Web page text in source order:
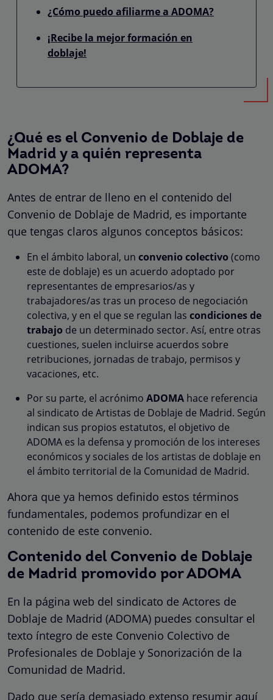
¿Cómo puedo afiliarme a ADOMA?
¡Recibe la mejor formación en
doblaje!
¿Qué es el Convenio de Doblaje de
Madrid y a quién representa
ADOMA?
Antes de entrar de lleno en el contenido del
Convenio de Doblaje de Madrid, es importante
que tengas claros algunos conceptos básicos:
En el ámbito laboral, un convenio colectivo (como
este de doblaje) es un acuerdo adoptado por
representantes de empresarios/as y
trabajadores/as tras un proceso de negociación
colectiva, y en el que se regulan las condiciones de
trabajo de un determinado sector. Así, entre otras
cuestiones, suelen incluirse acuerdos sobre
retribuciones, jornadas de trabajo, permisos y
vacaciones, etc.
Por su parte, el acrónimo ADOMA hace referencia
al sindicato de Artistas de Doblaje de Madrid. Según
indican sus propios estatutos, el objetivo de
ADOMA es la defensa y promoción de los intereses
económicos y sociales de los artistas de doblaje en
el ámbito territorial de la Comunidad de Madrid.
Ahora que ya hemos definido estos términos
fundamentales, podemos profundizar en el
contenido de este convenio.
Contenido del Convenio de Doblaje
de Madrid promovido por ADOMA
En la página web del sindicato de Actores de
Doblaje de Madrid (ADOMA) puedes consultar el
texto íntegro de este Convenio Colectivo de
Profesionales de Doblaje y Sonorización de la
Comunidad de Madrid.
Dado que sería demasiado extenso resumir aquí